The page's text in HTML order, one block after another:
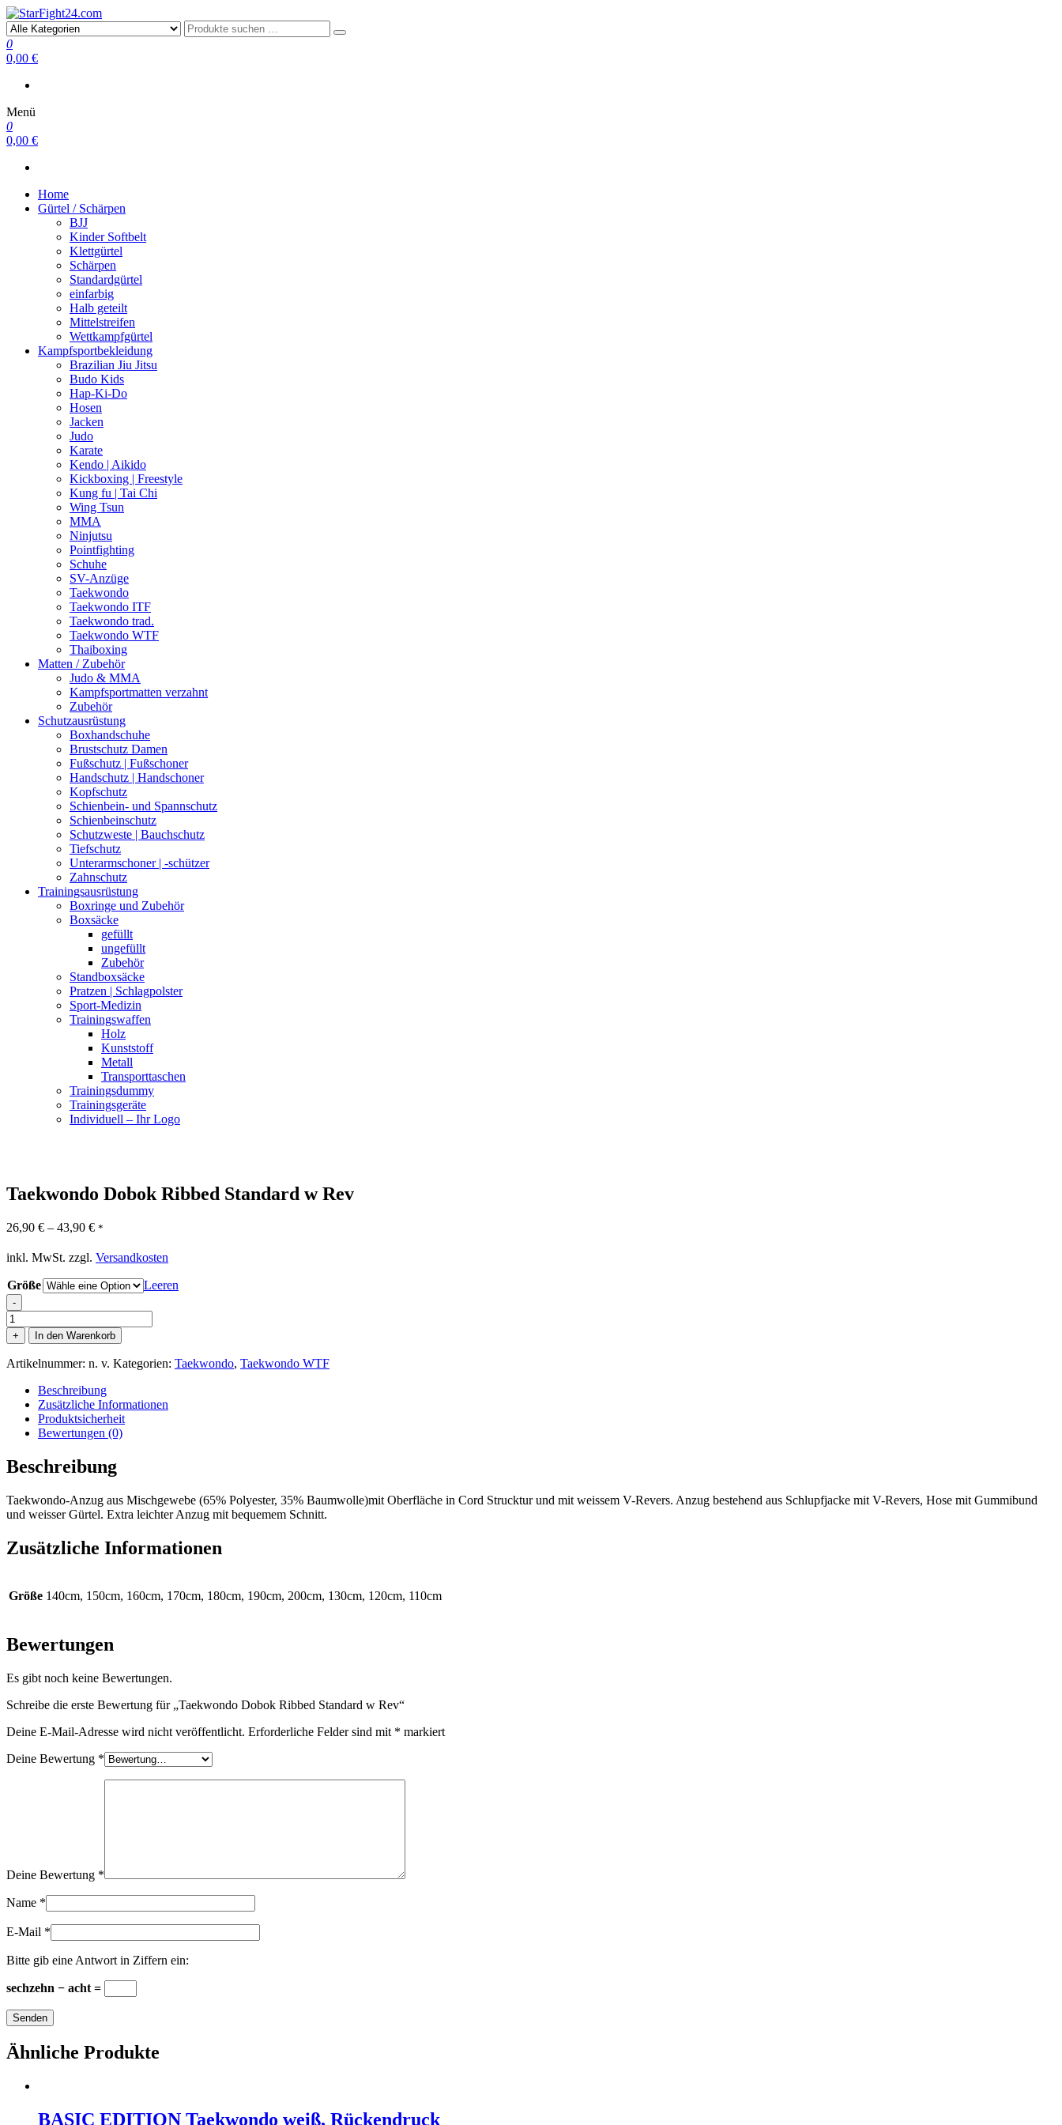
StarFight24.com
Kampfsportartikel
0
0,00 €
Menü
0
0,00 €
Home
Gürtel / Schärpen
BJJ
Kinder Softbelt
Klettgürtel
Schärpen
Standardgürtel
einfarbig
Halb geteilt
Mittelstreifen
Wettkampfgürtel
Kampfsportbekleidung
Brazilian Jiu Jitsu
Budo Kids
Hap-Ki-Do
Hosen
Jacken
Judo
Karate
Kendo | Aikido
Kickboxing | Freestyle
Kung fu | Tai Chi
Wing Tsun
MMA
Ninjutsu
Pointfighting
Schuhe
SV-Anzüge
Taekwondo
Taekwondo ITF
Taekwondo trad.
Taekwondo WTF
Thaiboxing
Matten / Zubehör
Judo & MMA
Kampfsportmatten verzahnt
Zubehör
Schutzausrüstung
Boxhandschuhe
Brustschutz Damen
Fußschutz | Fußschoner
Handschutz | Handschoner
Kopfschutz
Schienbein- und Spannschutz
Schienbeinschutz
Schutzweste | Bauchschutz
Tiefschutz
Unterarmschoner | -schützer
Zahnschutz
Trainingsausrüstung
Boxringe und Zubehör
Boxsäcke
gefüllt
ungefüllt
Zubehör
Standboxsäcke
Pratzen | Schlagpolster
Sport-Medizin
Trainingswaffen
Holz
Kunststoff
Metall
Transporttaschen
Trainingsdummy
Trainingsgeräte
Individuell – Ihr Logo
Taekwondo Dobok Ribbed Standard w Rev
26,90 € – 43,90 € *
inkl. MwSt. zzgl. Versandkosten
Größe Leeren
-
Taekwondo
Dobok
Ribbed
Standard
Rev
Menge
+ In den Warenkorb
Artikelnummer: n. v. Kategorien: Taekwondo, Taekwondo WTF
Beschreibung
Zusätzliche Informationen
Produktsicherheit
Bewertungen (0)
Beschreibung
Taekwondo-Anzug aus Mischgewebe (65% Polyester, 35% Baumwolle)mit Oberfläche in Cord Strucktur und mit weissem V-Revers. Anzug bestehend aus Schlupfjacke mit V-Revers, Hose mit Gummibund
und weisser Gürtel. Extra leichter Anzug mit bequemem Schnitt.
Zusätzliche Informationen
Größe 140cm, 150cm, 160cm, 170cm, 180cm, 190cm, 200cm, 130cm, 120cm, 110cm
Bewertungen
Es gibt noch keine Bewertungen.
Schreibe die erste Bewertung für „Taekwondo Dobok Ribbed Standard w Rev“
Deine E-Mail-Adresse wird nicht veröffentlicht. Erforderliche Felder sind mit * markiert
Deine Bewertung *
Deine Bewertung *
Name *
E-Mail *
Bitte gib eine Antwort in Ziffern ein:
sechzehn − acht =
Ähnliche Produkte
BASIC EDITION Taekwondo weiß, Rückendruck